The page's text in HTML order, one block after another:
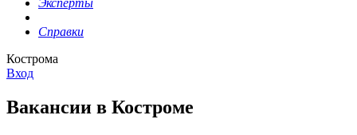
Эксперты
Справки
Кострома
Вход
Вакансии в Костроме